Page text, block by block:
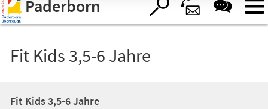
öffnen.Paderborn
Fit Kids 3,5-6 Jahre
Fit Kids 3,5-6 Jahre